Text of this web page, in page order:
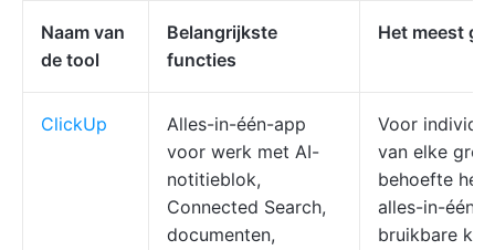
Naam van
de tool
Belangrijkste
functies
Het meest
ClickUp
Alles-in-één-app
voor werk met AI-
notitieblok,
Connected Search,
documenten,
Voor
van elke
behoefte
alles-in-één
bruikbare